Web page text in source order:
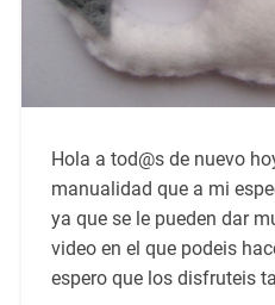
Hola a tod@s de nuevo
manualidad que a mi
ya que se le pueden dar
video en el que podeis
espero que los disfruteis